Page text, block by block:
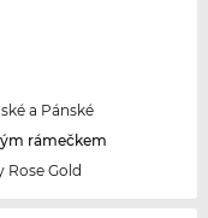
a Pánské
rámečkem
Rose Gold